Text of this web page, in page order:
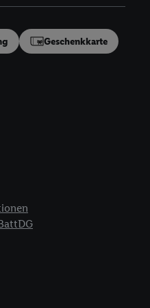
Geschenkkarte